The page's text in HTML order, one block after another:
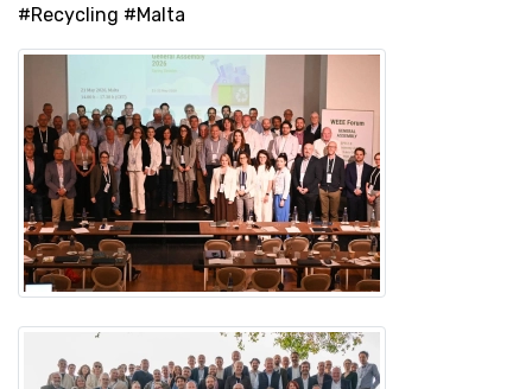
#Recycling #Malta